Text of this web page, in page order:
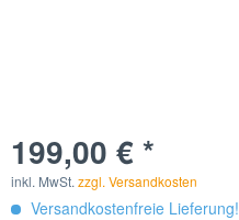
199,00 € *
inkl. MwSt. zzgl. Versandkosten
Versandkostenfreie Lieferung!